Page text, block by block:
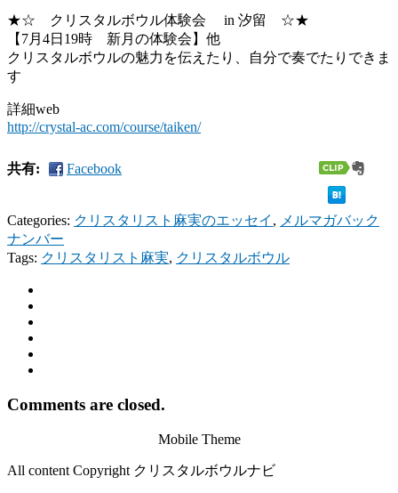
★☆ クリスタルボウル体験会 in 汐留 ☆★
【7月4日19時 新月の体験会】他
クリスタルボウルの魅力を伝えたり、自分で奏でたりできま
す
詳細web
http://crystal-ac.com/course/taiken/
共有: Facebook
Categories: クリスタリスト麻実のエッセイ , メルマガバック
ナンバー
Tags: クリスタリスト麻実, クリスタルボウル
Comments are closed.
Mobile Theme
All content Copyright クリスタルボウルナビ